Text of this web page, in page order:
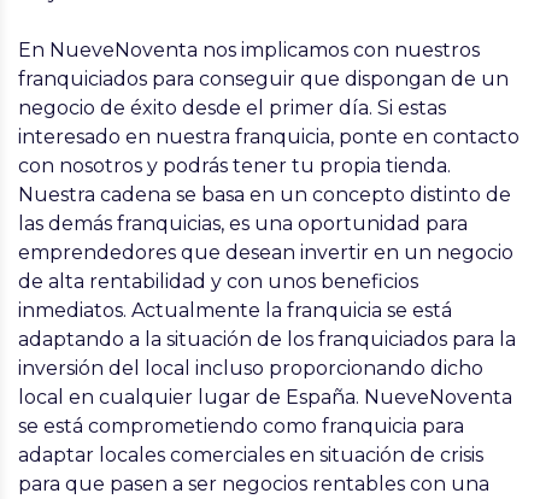
En NueveNoventa nos implicamos con nuestros
franquiciados para conseguir que dispongan de un
negocio de éxito desde el primer día. Si estas
interesado en nuestra franquicia, ponte en contacto
con nosotros y podrás tener tu propia tienda.
Nuestra cadena se basa en un concepto distinto de
las demás franquicias, es una oportunidad para
emprendedores que desean invertir en un negocio
de alta rentabilidad y con unos beneficios
inmediatos. Actualmente la franquicia se está
adaptando a la situación de los franquiciados para la
inversión del local incluso proporcionando dicho
local en cualquier lugar de España. NueveNoventa
se está comprometiendo como franquicia para
adaptar locales comerciales en situación de crisis
para que pasen a ser negocios rentables con una